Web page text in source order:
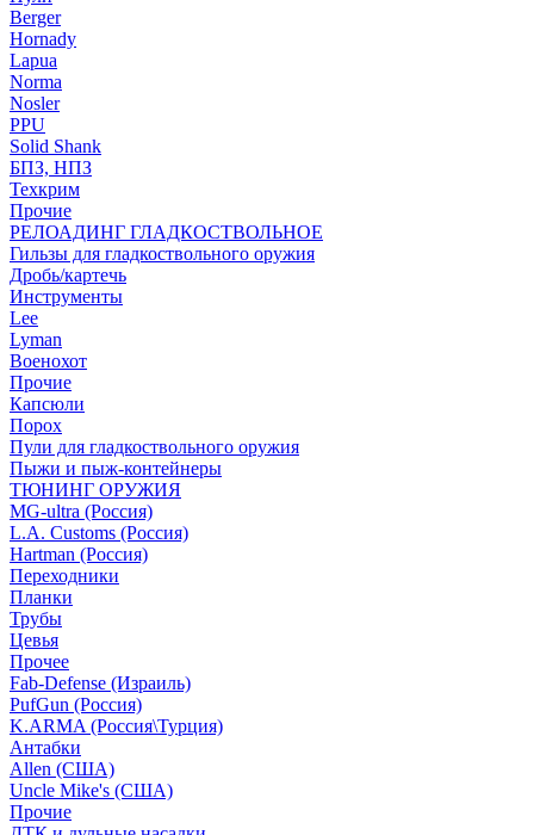
Berger
Hornady
Lapua
Norma
Nosler
PPU
Solid Shank
БПЗ, НПЗ
Техкрим
Прочие
РЕЛОАДИНГ ГЛАДКОСТВОЛЬНОЕ
Гильзы для гладкоствольного оружия
Дробь/картечь
Инструменты
Lee
Lyman
Военохот
Прочие
Капсюли
Порох
Пули для гладкоствольного оружия
Пыжи и пыж-контейнеры
ТЮНИНГ ОРУЖИЯ
MG-ultra (Россия)
L.A. Customs (Россия)
Hartman (Россия)
Переходники
Планки
Трубы
Цевья
Прочее
Fab-Defense (Израиль)
PufGun (Россия)
K.ARMA (Россия\Турция)
Антабки
Allen (США)
Uncle Mike's (США)
Прочие